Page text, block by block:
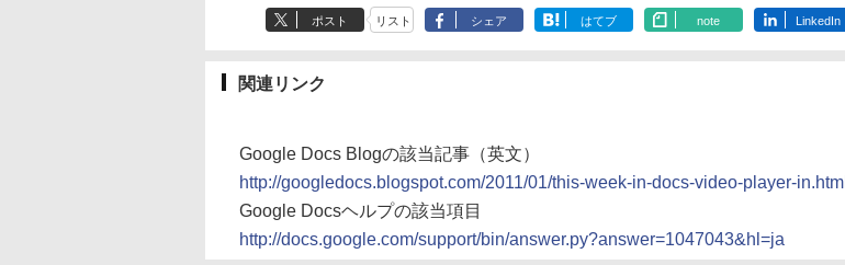
ポスト リスト シェア はてブ note LinkedIn
関連リンク
Google Docs Blogの該当記事（英文）
http://googledocs.blogspot.com/2011/01/this-week-in-docs-video-player-in.html
Google Docsヘルプの該当項目
http://docs.google.com/support/bin/answer.py?answer=1047043&hl=ja